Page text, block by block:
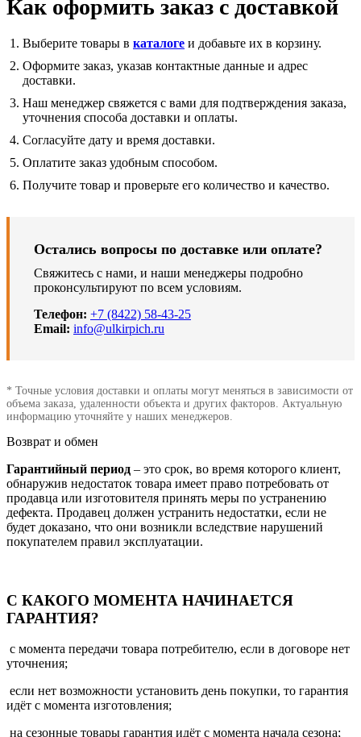
Как оформить заказ с доставкой
Выберите товары в каталоге и добавьте их в корзину.
Оформите заказ, указав контактные данные и адрес
доставки.
Наш менеджер свяжется с вами для подтверждения заказа,
уточнения способа доставки и оплаты.
Согласуйте дату и время доставки.
Оплатите заказ удобным способом.
Получите товар и проверьте его количество и качество.
Остались вопросы по доставке или оплате?
Свяжитесь с нами, и наши менеджеры подробно
проконсультируют по всем условиям.
Телефон: +7 (8422) 58-43-25
Email: info@ulkirpich.ru
* Точные условия доставки и оплаты могут меняться в зависимости от
объема заказа, удаленности объекта и других факторов. Актуальную
информацию уточняйте у наших менеджеров.
Возврат и обмен
Гарантийный период – это срок, во время которого клиент,
обнаружив недостаток товара имеет право потребовать от
продавца или изготовителя принять меры по устранению
дефекта. Продавец должен устранить недостатки, если не
будет доказано, что они возникли вследствие нарушений
покупателем правил эксплуатации.
С КАКОГО МОМЕНТА НАЧИНАЕТСЯ
ГАРАНТИЯ?
с момента передачи товара потребителю, если в договоре нет
уточнения;
если нет возможности установить день покупки, то гарантия
идёт с момента изготовления;
на сезонные товары гарантия идёт с момента начала сезона;